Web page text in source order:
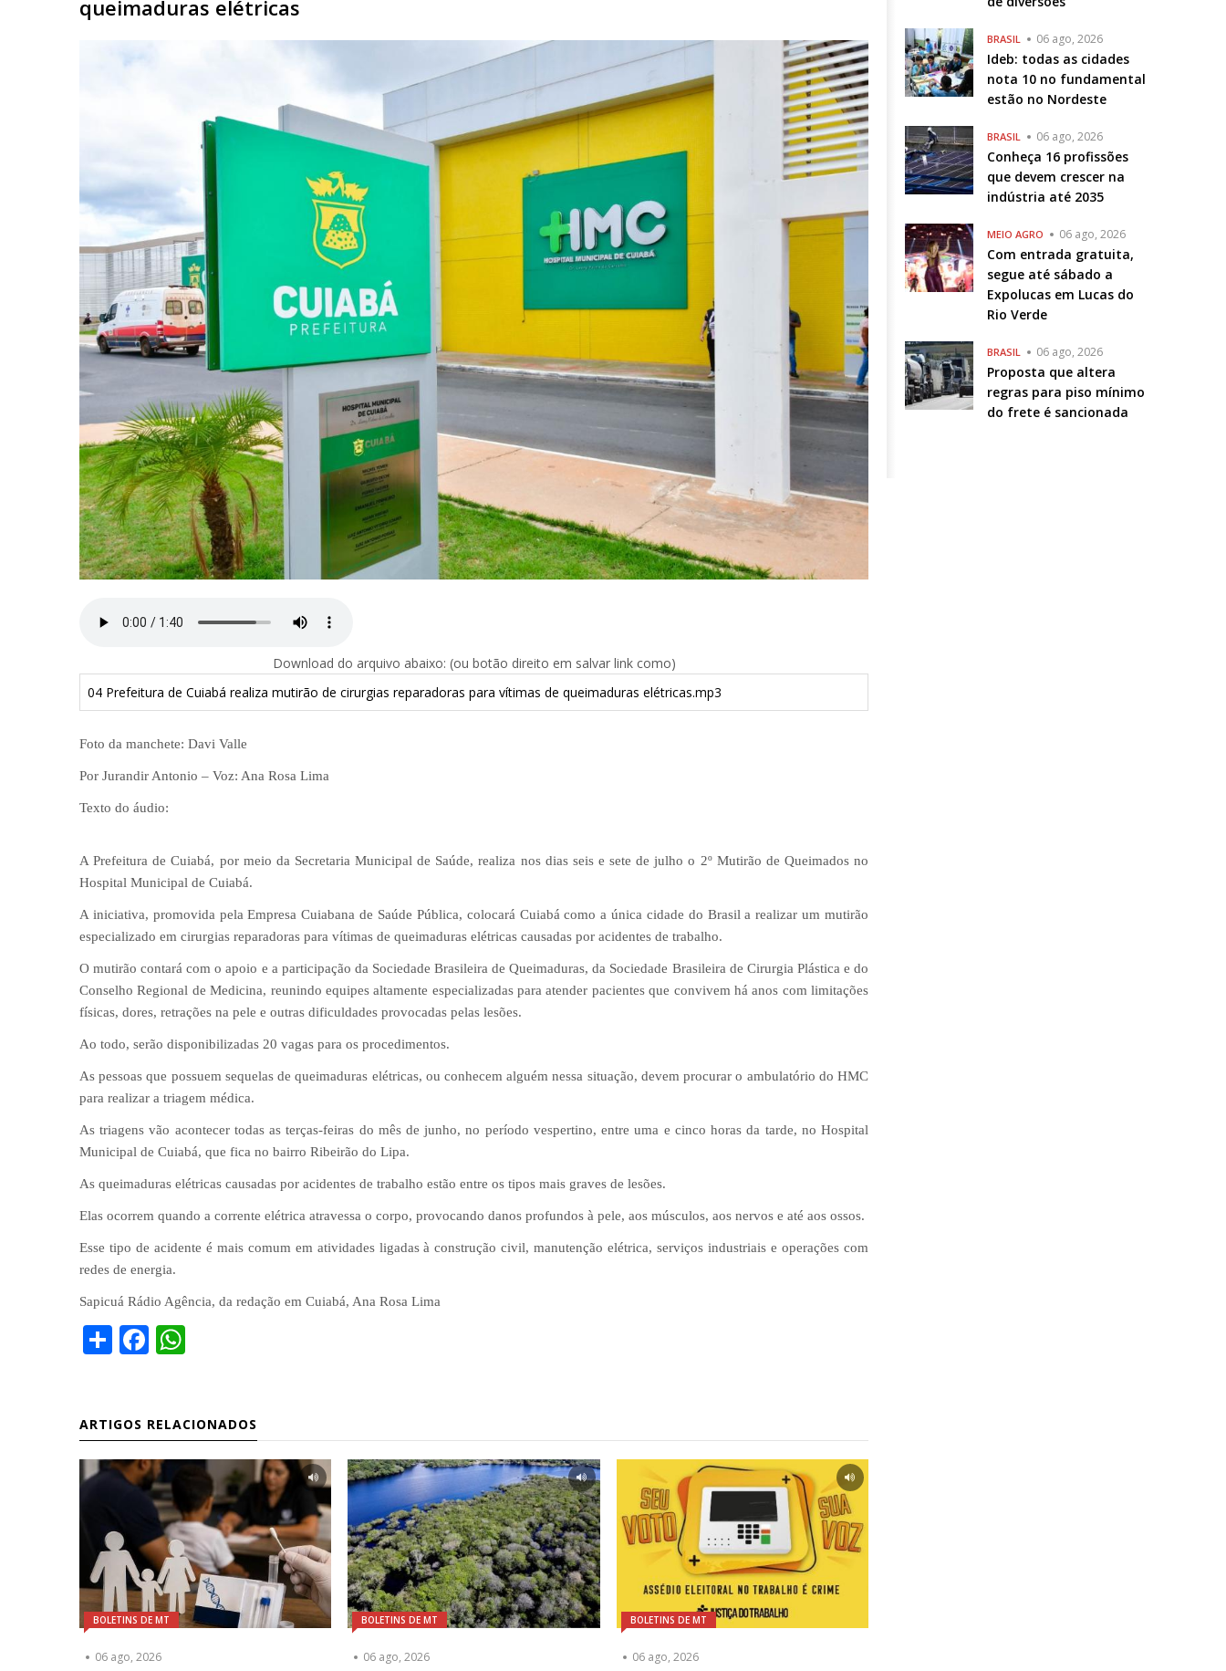
queimaduras elétricas
Download do arquivo abaixo: (ou botão direito em salvar link como)
04 Prefeitura de Cuiabá realiza mutirão de cirurgias reparadoras para vítimas de queimaduras elétricas.mp3
Foto da manchete: Davi Valle
Por Jurandir Antonio – Voz: Ana Rosa Lima
Texto do áudio:
A Prefeitura de Cuiabá, por meio da Secretaria Municipal de Saúde, realiza nos dias seis e sete de julho o 2º Mutirão de Queimados no
Hospital Municipal de Cuiabá.
A iniciativa, promovida pela Empresa Cuiabana de Saúde Pública, colocará Cuiabá como a única cidade do Brasil a realizar um mutirão
especializado em cirurgias reparadoras para vítimas de queimaduras elétricas causadas por acidentes de trabalho.
O mutirão contará com o apoio e a participação da Sociedade Brasileira de Queimaduras, da Sociedade Brasileira de Cirurgia Plástica e do
Conselho Regional de Medicina, reunindo equipes altamente especializadas para atender pacientes que convivem há anos com limitações
físicas, dores, retrações na pele e outras dificuldades provocadas pelas lesões.
Ao todo, serão disponibilizadas 20 vagas para os procedimentos.
As pessoas que possuem sequelas de queimaduras elétricas, ou conhecem alguém nessa situação, devem procurar o ambulatório do HMC
para realizar a triagem médica.
As triagens vão acontecer todas as terças-feiras do mês de junho, no período vespertino, entre uma e cinco horas da tarde, no Hospital
Municipal de Cuiabá, que fica no bairro Ribeirão do Lipa.
As queimaduras elétricas causadas por acidentes de trabalho estão entre os tipos mais graves de lesões.
Elas ocorrem quando a corrente elétrica atravessa o corpo, provocando danos profundos à pele, aos músculos, aos nervos e até aos ossos.
Esse tipo de acidente é mais comum em atividades ligadas à construção civil, manutenção elétrica, serviços industriais e operações com
redes de energia.
Sapicuá Rádio Agência, da redação em Cuiabá, Ana Rosa Lima
ShareFacebook
ARTIGOS RELACIONADOS
BOLETINS DE MT
06 ago, 2026
BOLETINS DE MT
06 ago, 2026
BOLETINS DE MT
06 ago, 2026
BRASIL 06 ago, 2026
Ideb: todas as cidades
nota 10 no fundamental
estão no Nordeste
BRASIL 06 ago, 2026
Conheça 16 profissões
que devem crescer na
indústria até 2035
MEIO AGRO 06 ago, 2026
Com entrada gratuita,
segue até sábado a
Expolucas em Lucas do
Rio Verde
BRASIL 06 ago, 2026
Proposta que altera
regras para piso mínimo
do frete é sancionada